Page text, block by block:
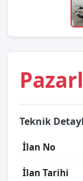
Teknik
İlan No
İlan Tarihi